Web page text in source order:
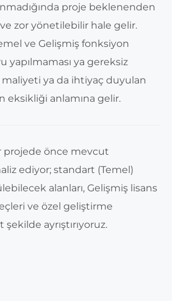
proje beklenenden
zor yönetilebilir hale gelir.
ve Gelişmiş fonksiyon
yapılmaması ya gereksiz
maliyeti ya da ihtiyaç duyulan
eksikliği anlamına gelir.
projede önce mevcut
ediyor; standart (Temel)
alanları, Gelişmiş lisans
ve özel geliştirme
şekilde ayrıştırıyoruz.